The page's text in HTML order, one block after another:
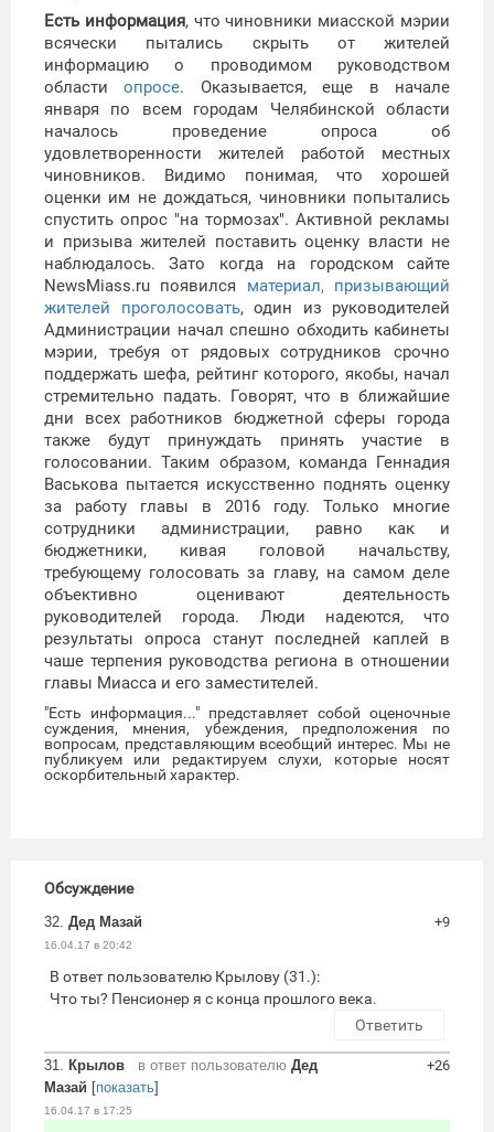
Есть информация, что чиновники миасской мэрии
всячески пытались скрыть от жителей
информацию о проводимом руководством
областиопросе. Оказывается, еще в начале
января по всем городам Челябинской области
началось проведение опроса об
удовлетворенности жителей работой местных
чиновников. Видимо понимая, что хорошей
оценки им не дождаться, чиновники попытались
спустить опрос "на тормозах". Активной рекламы
и призыва жителей поставить оценку власти не
наблюдалось. Зато когда на городском сайте
NewsMiass.ru появился материал, призывающий
жителей проголосовать, один из руководителей
Администрации начал спешно обходить кабинеты
мэрии, требуя от рядовых сотрудников срочно
поддержать шефа, рейтинг которого, якобы, начал
стремительно падать. Говорят, что в ближайшие
дни всех работников бюджетной сферы города
также будут принуждать принять участие в
голосовании. Таким образом, команда Геннадия
Васькова пытается искусственно поднять оценку
за работу главы в 2016 году. Только многие
сотрудники администрации, равно как и
бюджетники, кивая головой начальству,
требующему голосовать за главу, на самом деле
объективно оценивают деятельность
руководителей города. Люди надеются, что
результаты опроса станут последней каплей в
чаше терпения руководства региона в отношении
главы Миасса и его заместителей.
"Есть информация..." представляет собой оценочные
суждения, мнения, убеждения, предположения по
вопросам, представляющим всеобщий интерес. Мы не
публикуем или редактируем слухи, которые носят
оскорбительный характер.
Обсуждение
32. Дед Мазай
16.04.17 в 20:42
+9
В ответ пользователю Крылову (31.):
Что ты? Пенсионер я с конца прошлого века.
Ответить
31. Крылов в ответ пользователю Дед
Мазай [показать]
16.04.17 в 17:25
+26